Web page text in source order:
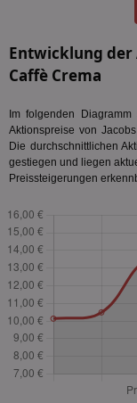
Entwicklung der
Caffè Crema
Im folgenden
Aktionspreise von
Die durchschnittlichen
gestiegen und liegen
Preissteigerungen